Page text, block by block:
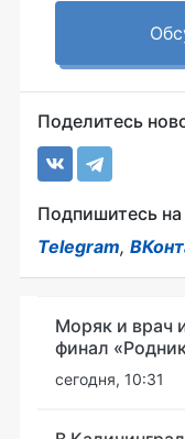
Поделитесь
Подпишитесь на
Telegram,
Моряк и врач
финал
сегодня, 10:31